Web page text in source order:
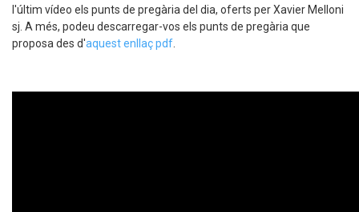
l'últim vídeo els punts de pregària del dia, oferts per Xavier Melloni
sj. A més, podeu descarregar-vos els punts de pregària que
proposa des d'aquest enllaç pdf